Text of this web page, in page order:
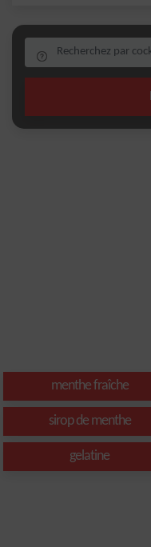
menthe fraîche
sirop de menthe
gelatine